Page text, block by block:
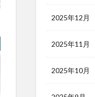
2025年12月
2025年11月
2025年10月